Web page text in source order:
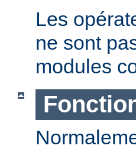
Les
ne sont
modules